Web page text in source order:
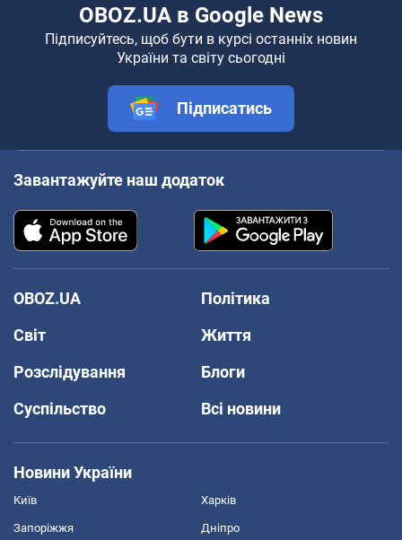
OBOZ.UA в Google News
Підписуйтесь, щоб бути в курсі останніх новин
України та світу сьогодні
Підписатись
Завантажуйте наш додаток
OBOZ.UA
Політика
Світ
Життя
Розслідування
Блоги
Суспільство
Всі новини
Новини України
Київ Харків
Запоріжжя Дніпро